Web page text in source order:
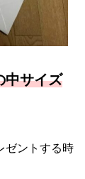
中サイズ
ゼントする時